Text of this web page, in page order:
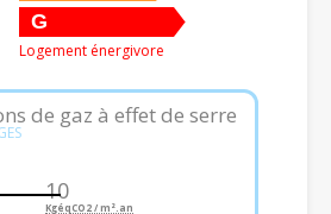
G
Logement énergivore
de gaz à effet de serre
10
KgéqCO2 / m².an